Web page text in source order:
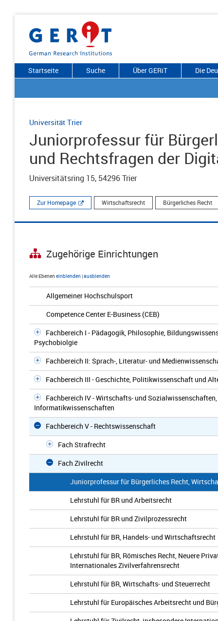
Startseite Suche Über GERiT Die
Universität Trier
Juniorprofessur für
und Rechtsfragen der
Universitätsring 15, 54296 Trier
Zur Homepage Wirtschaftsrecht Bürgerliches Recht
Zugehörige Einrichtungen
Alle Ebenen einblenden |ausblenden
Allgemeiner Hochschulsport
Competence Center E-Business (CEB)
Fachbereich I - Pädagogik, Philosophie,
Psychobiolgie
Fachbereich II: Sprach-, Literatur- und
Fachbereich III - Geschichte, Politikwissenschaft und
Fachbereich IV - Wirtschafts- und
Informatikwissenschaften
Fachbereich V - Rechtswissenschaft
Fach Strafrecht
Fach Zivilrecht
Juniorprofessur für Bürgerliches Recht,
Lehrstuhl für BR und Arbeitsrecht
Lehrstuhl für BR und Zivilprozessrecht
Lehrstuhl für BR, Handels- und Wirtschaftsrecht
Lehrstuhl für BR, Römisches Recht, Neuere
Internationales Zivilverfahrensrecht
Lehrstuhl für BR, Wirtschafts- und Steuerrecht
Lehrstuhl für Europäisches Arbeitsrecht und